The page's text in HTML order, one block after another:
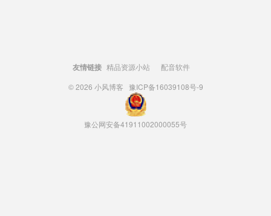
友情链接 精品资源小站
配音软件
© 2026 小风博客 豫ICP备16039108号-9
豫公网安备41911002000055号